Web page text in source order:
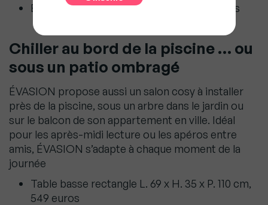
Bridge L. 58 x H. 81/48 x P. 60 cm, 529 euros
Chiller au bord de la piscine … ou
sous un patio ombragé
ÉVASION propose aussi un salon cosy à installer
près de la piscine, sous un arbre dans le jardin ou
sur le balcon de son appartement en ville. Idéal
pour les après-midi lecture ou les apéros entre
amis, ÉVASION s’adapte à chaque moment de la
journée
Table basse rectangle L. 69 x H. 35 x P. 110 cm,
549 euros